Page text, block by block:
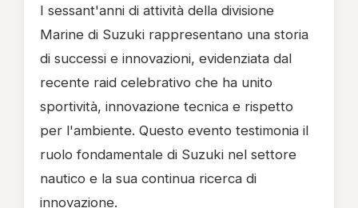
I sessant'anni di attività della divisione
Marine di Suzuki rappresentano una storia
di successi e innovazioni, evidenziata dal
recente raid celebrativo che ha unito
sportività, innovazione tecnica e rispetto
per l'ambiente. Questo evento testimonia il
ruolo fondamentale di Suzuki nel settore
nautico e la sua continua ricerca di
innovazione.